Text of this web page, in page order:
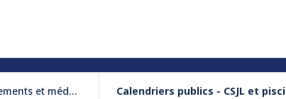
et médailles Calendriers publics - CSJL et piscine